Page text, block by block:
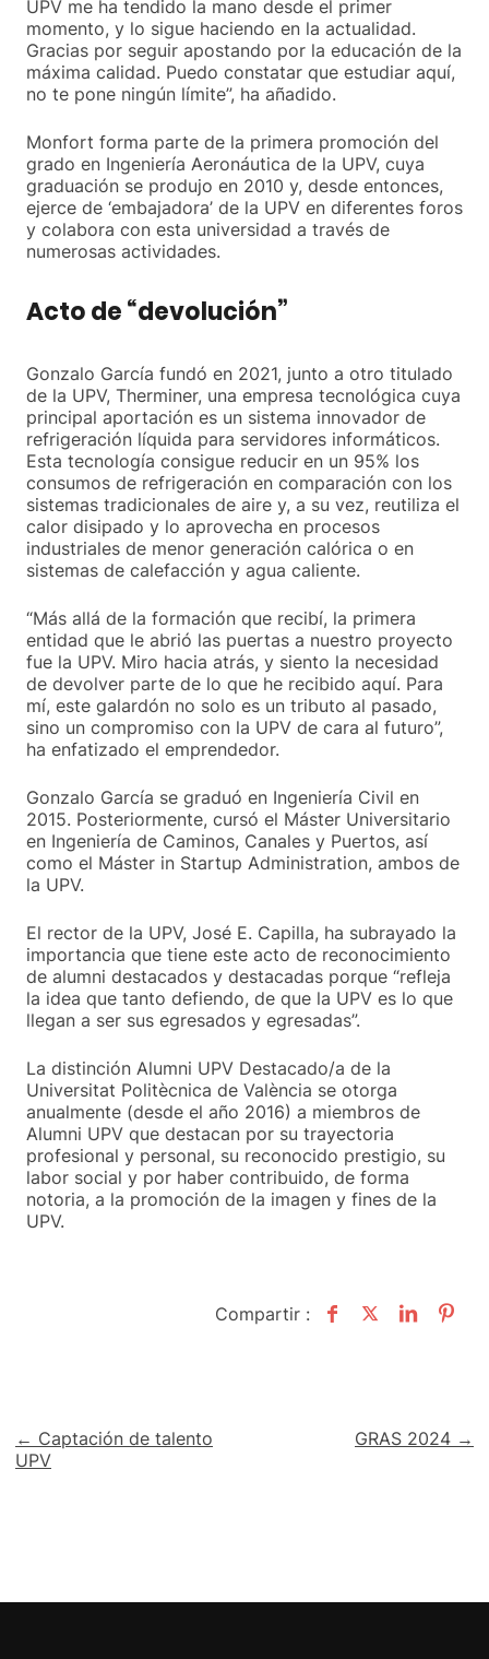
UPV me ha tendido la mano desde el primer
momento, y lo sigue haciendo en la actualidad.
Gracias por seguir apostando por la educación de la
máxima calidad. Puedo constatar que estudiar aquí,
no te pone ningún límite”, ha añadido.
Monfort forma parte de la primera promoción del
grado en Ingeniería Aeronáutica de la UPV, cuya
graduación se produjo en 2010 y, desde entonces,
ejerce de ‘embajadora’ de la UPV en diferentes foros
y colabora con esta universidad a través de
numerosas actividades.
Acto de “devolución”
Gonzalo García fundó en 2021, junto a otro titulado
de la UPV, Therminer, una empresa tecnológica cuya
principal aportación es un sistema innovador de
refrigeración líquida para servidores informáticos.
Esta tecnología consigue reducir en un 95% los
consumos de refrigeración en comparación con los
sistemas tradicionales de aire y, a su vez, reutiliza el
calor disipado y lo aprovecha en procesos
industriales de menor generación calórica o en
sistemas de calefacción y agua caliente.
“Más allá de la formación que recibí, la primera
entidad que le abrió las puertas a nuestro proyecto
fue la UPV. Miro hacia atrás, y siento la necesidad
de devolver parte de lo que he recibido aquí. Para
mí, este galardón no solo es un tributo al pasado,
sino un compromiso con la UPV de cara al futuro”,
ha enfatizado el emprendedor.
Gonzalo García se graduó en Ingeniería Civil en
2015. Posteriormente, cursó el Máster Universitario
en Ingeniería de Caminos, Canales y Puertos, así
como el Máster in Startup Administration, ambos de
la UPV.
El rector de la UPV, José E. Capilla, ha subrayado la
importancia que tiene este acto de reconocimiento
de alumni destacados y destacadas porque “refleja
la idea que tanto defiendo, de que la UPV es lo que
llegan a ser sus egresados y egresadas”.
La distinción Alumni UPV Destacado/a de la
Universitat Politècnica de València se otorga
anualmente (desde el año 2016) a miembros de
Alumni UPV que destacan por su trayectoria
profesional y personal, su reconocido prestigio, su
labor social y por haber contribuido, de forma
notoria, a la promoción de la imagen y fines de la
UPV.
Compartir :
Navegación
de
← Captación de talento
UPV
GRAS 2024 →